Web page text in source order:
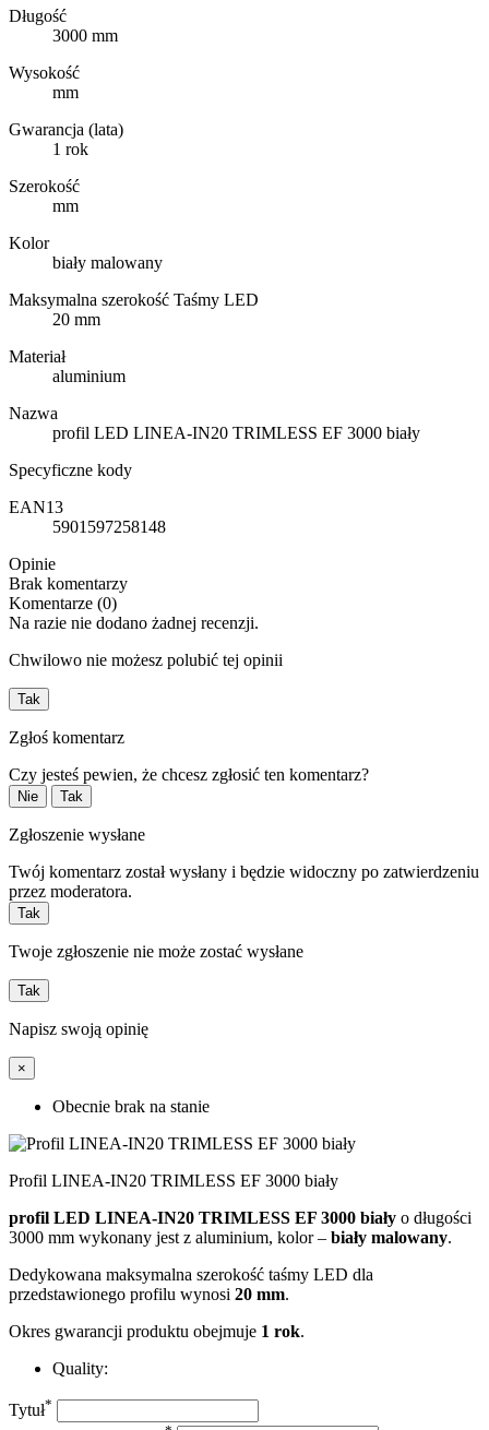
Długość
3000 mm
Wysokość
mm
Gwarancja (lata)
1 rok
Szerokość
mm
Kolor
biały malowany
Maksymalna szerokość Taśmy LED
20 mm
Materiał
aluminium
Nazwa
profil LED LINEA-IN20 TRIMLESS EF 3000 biały
Specyficzne kody
EAN13
5901597258148
Opinie
Brak komentarzy
Komentarze (0)
Na razie nie dodano żadnej recenzji.
Chwilowo nie możesz polubić tej opinii
Tak
Zgłoś komentarz
Czy jesteś pewien, że chcesz zgłosić ten komentarz?
Nie Tak
Zgłoszenie wysłane
Twój komentarz został wysłany i będzie widoczny po zatwierdzeniu
przez moderatora.
Tak
Twoje zgłoszenie nie może zostać wysłane
Tak
Napisz swoją opinię
×
Obecnie brak na stanie
Profil LINEA-IN20 TRIMLESS EF 3000 biały
profil LED LINEA-IN20 TRIMLESS EF 3000 biały o długości
3000 mm wykonany jest z aluminium, kolor – biały malowany.
Dedykowana maksymalna szerokość taśmy LED dla
przedstawionego profilu wynosi 20 mm.
Okres gwarancji produktu obejmuje 1 rok.
Quality:
Tytuł*